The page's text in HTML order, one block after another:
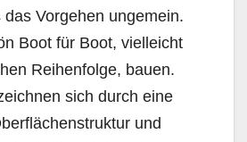
Vorgehen ungemein.
Boot für Boot, vielleicht
Reihenfolge, bauen.
sich durch eine
und